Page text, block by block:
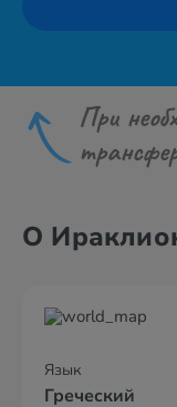
При
О
Язык
Греческий